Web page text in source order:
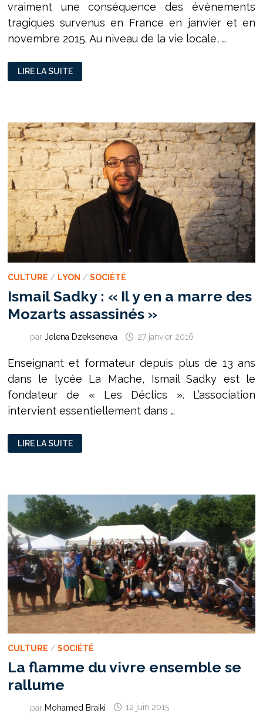
vraiment une conséquence des évènements
tragiques survenus en France en janvier et en
novembre 2015. Au niveau de la vie locale, …
RILLIEUX
EVENTS :
«
LA
BARRIÈRE »
LIRE LA SUITE
CULTURE / LYON / SOCIÉTÉ
Ismail Sadky : « Il y en a marre des
Mozarts assassinés »
par Jelena Dzekseneva 27 janvier 2016
Enseignant et formateur depuis plus de 13 ans
dans le lycée La Mache, Ismail Sadky est le
fondateur de « Les Déclics ». L’association
intervient essentiellement dans …
ISMAIL
SADKY
:
MARRE
DES
MOZARTS
ASSASSINÉS »
LIRE LA SUITE
CULTURE / SOCIÉTÉ
La flamme du vivre ensemble se
rallume
par Mohamed Braiki 12 juin 2015